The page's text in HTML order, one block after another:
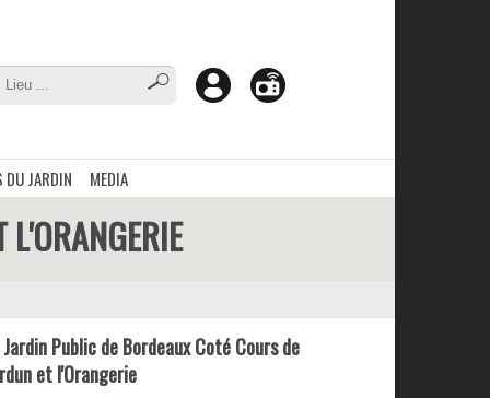
DU JARDIN MEDIA
Public de Bordeaux Coté Cours de
et l'Orangerie